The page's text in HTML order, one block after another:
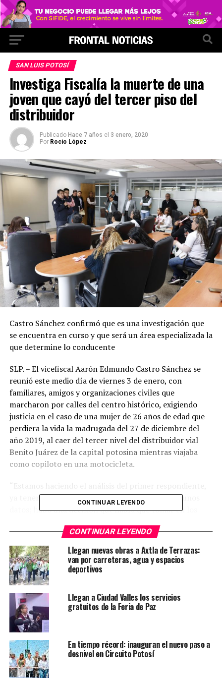
SAN LUIS POTOSÍ
Investiga Fiscalía la muerte de una
joven que cayó del tercer piso del
distribuidor
Publicado Hace 7 años el 3 enero, 2020
Por Rocío López
Castro Sánchez confirmó que es una investigación que
se encuentra en curso y que será un área especializada la
que determine lo conducente
SLP. – El vicefiscal Aarón Edmundo Castro Sánchez se
reunió este medio día de viernes 3 de enero, con
familiares, amigos y organizaciones civiles que
marcharon por calles del centro histórico, exigiendo
justicia en el caso de una mujer de 26 años de edad que
perdiera la vida la madrugada del 27 de diciembre del
año 2019, al caer del tercer nivel del distribuidor vial
Benito Juárez de la capital potosina mientras viajaba
como copiloto en una motocicleta.
ya tenemos un primer informe policial sobre algunos
datos; hubo una decisión que había que tomar en los
se encontraba a disposición puesto que de los datos que
había en ese momento, se advierte apenas un hecho de
transito con el lamentable fallecimiento de ella.”
Castro Sánchez confirmó que es una investigación que
se encuentra en curso y que será un área especializada la
que determine lo conducente, además se comprometió a
que será a partir de los datos de prueba que se concluya
con el caso que se encontraba en una agencia de trámite
común.
“Trabajamos en el caso, se tomó la decisión de derivarlo
a la Unidad Especializada de Homicidios y Feminicidios
CONTINUAR LEYENDO
CONTINUAR LEYENDO
Llegan nuevas obras a Axtla de Terrazas:
van por carreteras, agua y espacios
deportivos
Llegan a Ciudad Valles los servicios
gratuitos de la Feria de Paz
En tiempo récord: inauguran el nuevo paso a
desnivel en Circuito Potosí